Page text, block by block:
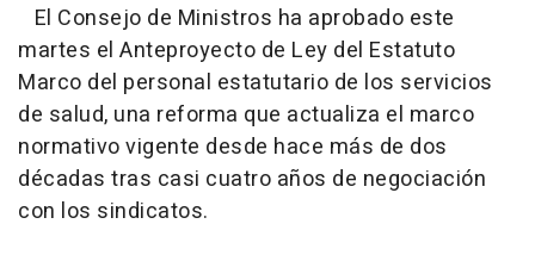
El Consejo de Ministros ha aprobado este
martes el Anteproyecto de Ley del Estatuto
Marco del personal estatutario de los servicios
de salud, una reforma que actualiza el marco
normativo vigente desde hace más de dos
décadas tras casi cuatro años de negociación
con los sindicatos.